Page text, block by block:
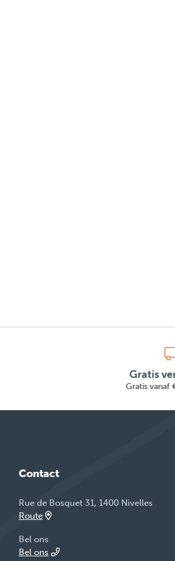
Gratis
Gratis vanaf
Contact
Rue de Bosquet 31, 1400 Nivelles
Route
Bel ons
Bel ons